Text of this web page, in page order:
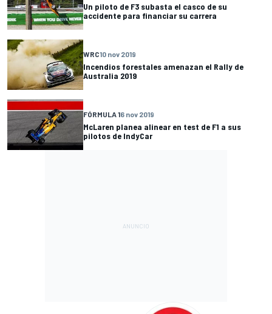
Un piloto de F3 subasta el casco de su
accidente para financiar su carrera
WRC10 nov 2019
Incendios forestales amenazan el Rally de
Australia 2019
FÓRMULA 16 nov 2019
McLaren planea alinear en test de F1 a sus
pilotos de IndyCar